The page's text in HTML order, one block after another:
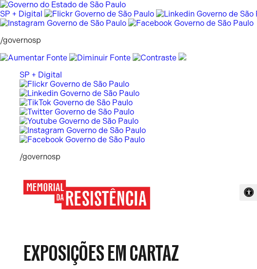
Pular
para
o
SP + Digital
/governosp
SP + Digital
/governosp
EXPOSIÇÕES EM CARTAZ